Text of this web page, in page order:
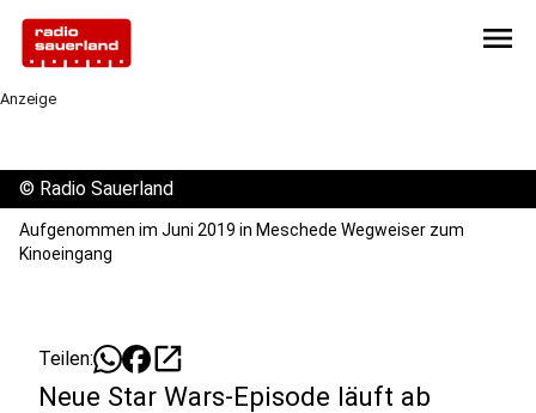
menu
Anzeige
© Radio Sauerland
Aufgenommen im Juni 2019 in Meschede Wegweiser zum
Kinoeingang
Teilen: open_in_new
Neue Star Wars-Episode läuft ab